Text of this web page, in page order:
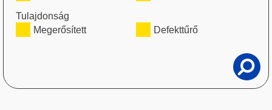
Tulajdonság
Megerősített
Defekttűrő